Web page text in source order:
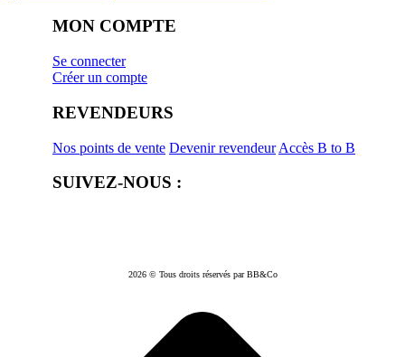
MON COMPTE
Se connecter
Créer un compte
REVENDEURS
Nos points de vente Devenir revendeur Accès B to B
SUIVEZ-NOUS :
2026 © Tous droits réservés par BB&Co